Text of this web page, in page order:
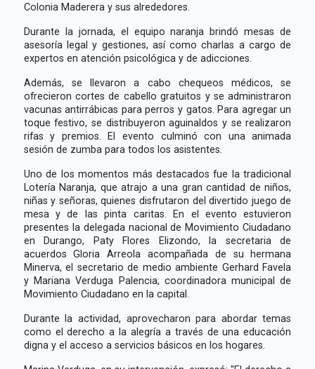
Colonia Maderera y sus alrededores.
Durante la jornada, el equipo naranja brindó mesas de
asesoría legal y gestiones, así como charlas a cargo de
expertos en atención psicológica y de adicciones.
Además, se llevaron a cabo chequeos médicos, se
ofrecieron cortes de cabello gratuitos y se administraron
vacunas antirrábicas para perros y gatos. Para agregar un
toque festivo, se distribuyeron aguinaldos y se realizaron
rifas y premios. El evento culminó con una animada
sesión de zumba para todos los asistentes.
Uno de los momentos más destacados fue la tradicional
Lotería Naranja, que atrajo a una gran cantidad de niños,
niñas y señoras, quienes disfrutaron del divertido juego de
mesa y de las pinta caritas. En el evento estuvieron
presentes la delegada nacional de Movimiento Ciudadano
en Durango, Paty Flores Elizondo, la secretaria de
acuerdos Gloria Arreola acompañada de su hermana
Minerva, el secretario de medio ambiente Gerhard Favela
y Mariana Verduga Palencia, coordinadora municipal de
Movimiento Ciudadano en la capital.
Durante la actividad, aprovecharon para abordar temas
como el derecho a la alegría a través de una educación
digna y el acceso a servicios básicos en los hogares.